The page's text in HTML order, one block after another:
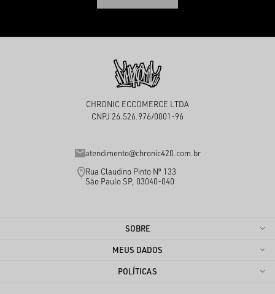
CHRONIC ECCOMERCE LTDA
CNPJ 26.526.976/0001-96
atendimento@chronic420.com.br
Rua Claudino Pinto Nº 133
São Paulo SP, 03040-040
SOBRE
MEUS DADOS
POLÍTICAS